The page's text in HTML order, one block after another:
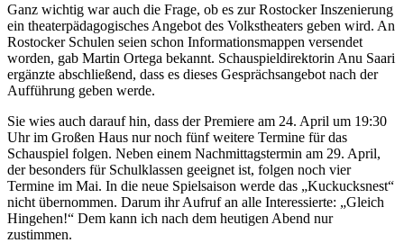
Ganz wichtig war auch die Frage, ob es zur Rostocker Inszenierung
ein theaterpädagogisches Angebot des Volkstheaters geben wird. An
Rostocker Schulen seien schon Informationsmappen versendet
worden, gab Martin Ortega bekannt. Schauspieldirektorin Anu Saari
ergänzte abschließend, dass es dieses Gesprächsangebot nach der
Aufführung geben werde.
Sie wies auch darauf hin, dass der Premiere am 24. April um 19:30
Uhr im Großen Haus nur noch fünf weitere Termine für das
Schauspiel folgen. Neben einem Nachmittagstermin am 29. April,
der besonders für Schulklassen geeignet ist, folgen noch vier
Termine im Mai. In die neue Spielsaison werde das „Kuckucksnest“
nicht übernommen. Darum ihr Aufruf an alle Interessierte: „Gleich
Hingehen!“ Dem kann ich nach dem heutigen Abend nur
zustimmen.